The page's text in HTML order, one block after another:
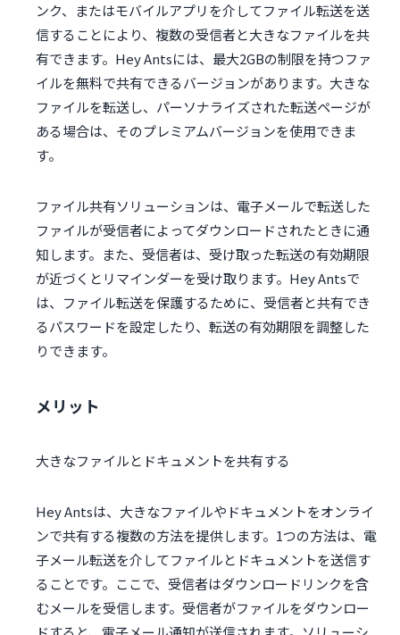
ンク、またはモバイルアプリを介してファイル転送を送
信することにより、複数の受信者と大きなファイルを共
有できます。Hey Antsには、最大2GBの制限を持つファ
イルを無料で共有できるバージョンがあります。大きな
ファイルを転送し、パーソナライズされた転送ページが
ある場合は、そのプレミアムバージョンを使用できま
す。
ファイル共有ソリューションは、電子メールで転送した
ファイルが受信者によってダウンロードされたときに通
知します。また、受信者は、受け取った転送の有効期限
が近づくとリマインダーを受け取ります。Hey Antsで
は、ファイル転送を保護するために、受信者と共有でき
るパスワードを設定したり、転送の有効期限を調整した
りできます。
メリット
大きなファイルとドキュメントを共有する
Hey Antsは、大きなファイルやドキュメントをオンライ
ンで共有する複数の方法を提供します。1つの方法は、電
子メール転送を介してファイルとドキュメントを送信す
ることです。ここで、受信者はダウンロードリンクを含
むメールを受信します。受信者がファイルをダウンロー